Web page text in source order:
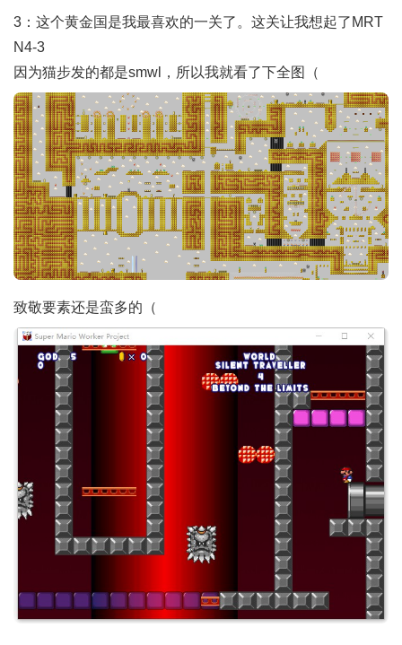
3：这个黄金国是我最喜欢的一关了。这关让我想起了MRT
N4-3
因为猫步发的都是smwl，所以我就看了下全图（
致敬要素还是蛮多的（